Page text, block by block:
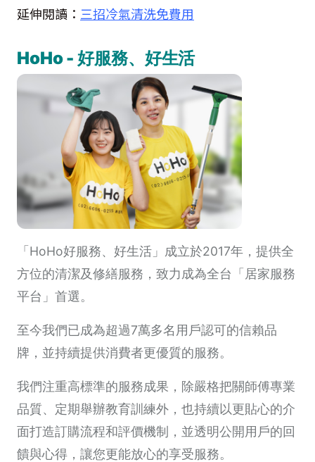
延伸閱讀： 三招冷氣清洗免費用
HoHo - 好服務、好生活
「HoHo好服務、好生活」成立於2017年，提供全
方位的清潔及修繕服務，致力成為全台「居家服務
平台」首選。
至今我們已成為超過7萬多名用戶認可的信賴品
牌，並持續提供消費者更優質的服務。
我們注重高標準的服務成果，除嚴格把關師傅專業
品質、定期舉辦教育訓練外，也持續以更貼心的介
面打造訂購流程和評價機制，並透明公開用戶的回
饋與心得，讓您更能放心的享受服務。